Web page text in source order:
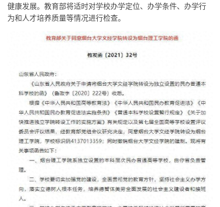
健康发展。教育部将适时对学校办学定位、办学条件、办学行
为和人才培养质量等情况进行检查。